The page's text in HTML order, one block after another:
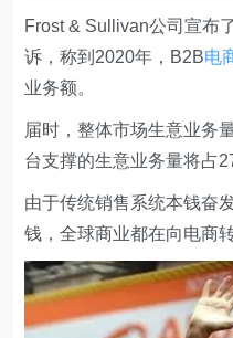
Frost & Sullivan公司宣布
诉，称到2020年，B2B电
业务额。
届时，整体市场生意业务
台支撑的生意业务量将占
由于传统销售系统本钱奋
钱，全球商业都在向电商转